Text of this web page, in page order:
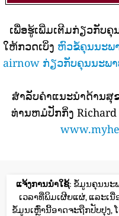
ເພື່ອຮູ້ເພີ່ມເຕີມກ່ຽວກັບ
ໃຫ້ກວດເບິ່ງ ຫົວຂໍ້ຄຸນນະພ
airnow ກ່ຽວກັບຄຸນນະພ
ສໍາລັບຄໍາແນະນໍາດ້ານສຸ
ທ່ານຫມໍປັກກິ່ງ Richard
ແຈ້ງການນໍາໃຊ້: ຂໍ້ມູນຄຸນນະ
ເວລາທີ່ພິມເຜີຍແຜ່, ແລະເ
ຂໍ້ມູນເຫຼົ່ານີ້ອາດຈະຖືກປັບປຸງ,